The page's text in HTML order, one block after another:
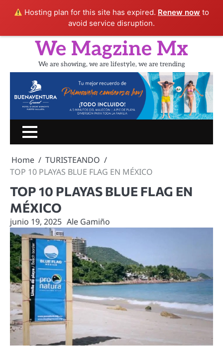
Hosting plan for this site has expired. Renew now to
avoid service disruption.
We Magzine Mx
We are showing, we are lifestyle, we are trending
RATITO
Home
TURISTEANDO
TOP 10 PLAYAS BLUE FLAG EN MÉXICO
TOP 10 PLAYAS BLUE FLAG EN
MÉXICO
junio 19, 2025 Ale Gamiño